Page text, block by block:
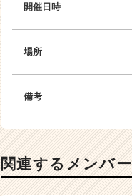
開催日時
場所
備考
関連するメンバー